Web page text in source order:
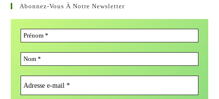
Abonnez-Vous À Notre Newsletter